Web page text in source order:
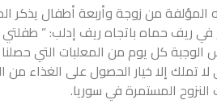
المؤلفة من زوجة وأربعة أطفال يذكر
في ريف حماه باتجاه ريف إدلب: ”
الوجبة كل يوم من المعلبات التي حصلنا
لا تملك إلا خيار الحصول على الغذاء
النزوح المستمرة في سوريا.